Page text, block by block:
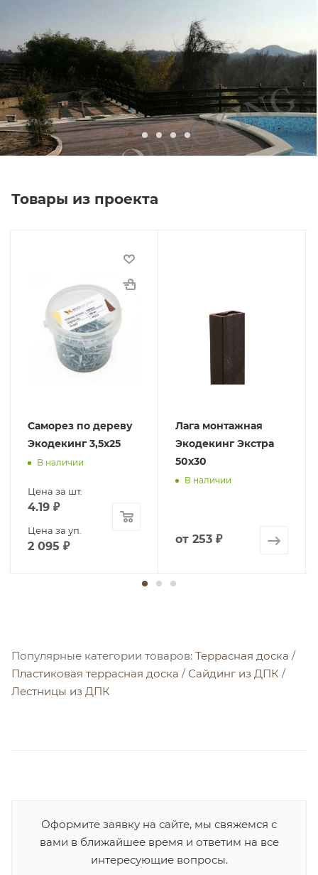
Товары из проекта
Саморез по дереву
Экодекинг 3,5х25
В наличии
Цена за шт.
4.19 ₽
Цена за уп.
2 095 ₽
Лага монтажная
Экодекинг Экстра
50х30
В наличии
от 253 ₽
Популярные категории товаров: Террасная доска /
Пластиковая террасная доска / Сайдинг из ДПК /
Лестницы из ДПК
Оформите заявку на сайте, мы свяжемся с
вами в ближайшее время и ответим на все
интересующие вопросы.